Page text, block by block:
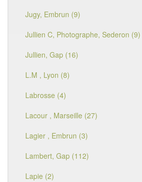
Jugy, Embrun (9)
Jullien C, Photographe, Sederon (9)
Jullien, Gap (16)
L.M , Lyon (8)
Labrosse (4)
Lacour , Marseille (27)
Lagier , Embrun (3)
Lambert, Gap (112)
Lapie (2)